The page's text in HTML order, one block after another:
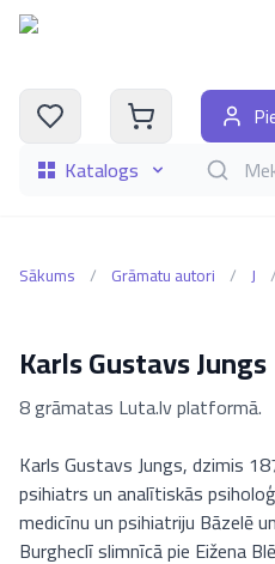
Katalogs Meklēt
Sākums / Grāmatu autori / J /
Karls Gustavs Jungs
8 grāmatas Luta.lv platformā.
Karls Gustavs Jungs, dzimis
psihiatrs un analītiskās
medicīnu un psihiatriju Bāzelē
Burgheclī slimnīcā pie Eižena